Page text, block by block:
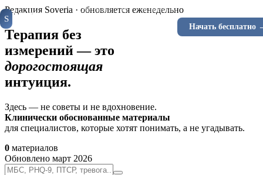
S Soveria Специалистам Клиентам
Начать бесплатно
Редакция Soveria · обновляется еженедельно
Терапия без
измерений — это
дорогостоящая
интуиция.
Здесь — не советы и не вдохновение.
Клинически обоснованные материалы
для специалистов, которые хотят понимать, а не угадывать.
0 материалов
Обновлено март 2026